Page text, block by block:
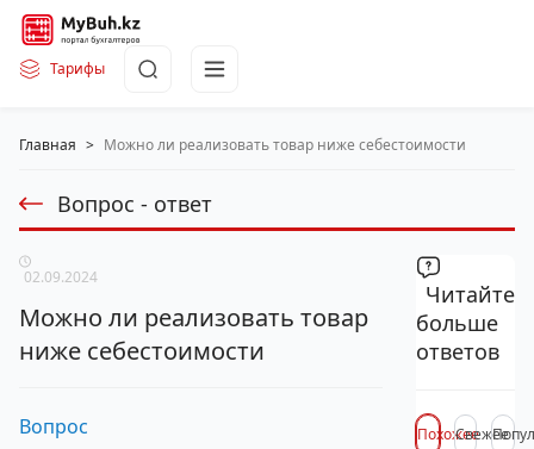
Тарифы
Главная > Можно ли реализовать товар ниже себестоимости
Вопрос - ответ
02.09.2024
Можно ли реализовать товар
ниже себестоимости
Вопрос
Читайте
больше
ответов
ПохожееСвежее